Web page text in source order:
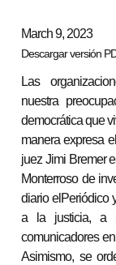
March 9, 2023
Descargar versión
Las
nuestra
democrática que
manera expresa
juez Jimi Bremer
Monterroso de
diario elPeriódico
a la justicia, a
comunicadores
Asimismo, se